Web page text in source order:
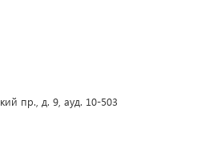
пр., д. 9, ауд. 10-503